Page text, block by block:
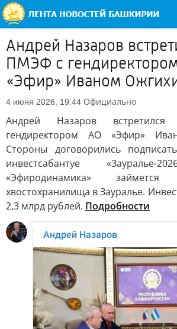
Андрей Назаров
ПМЭФ с
«Эфир» Иваном
4 июня 2026, 19:44 Официально
Андрей Назаров
гендиректором АО «Эфир»
Стороны договорились
инвестсабантуе «Зауралье-
«Эфиродинамика» займется
хвостохранилища в Зауралье.
2,3 млрд рублей. Подробности